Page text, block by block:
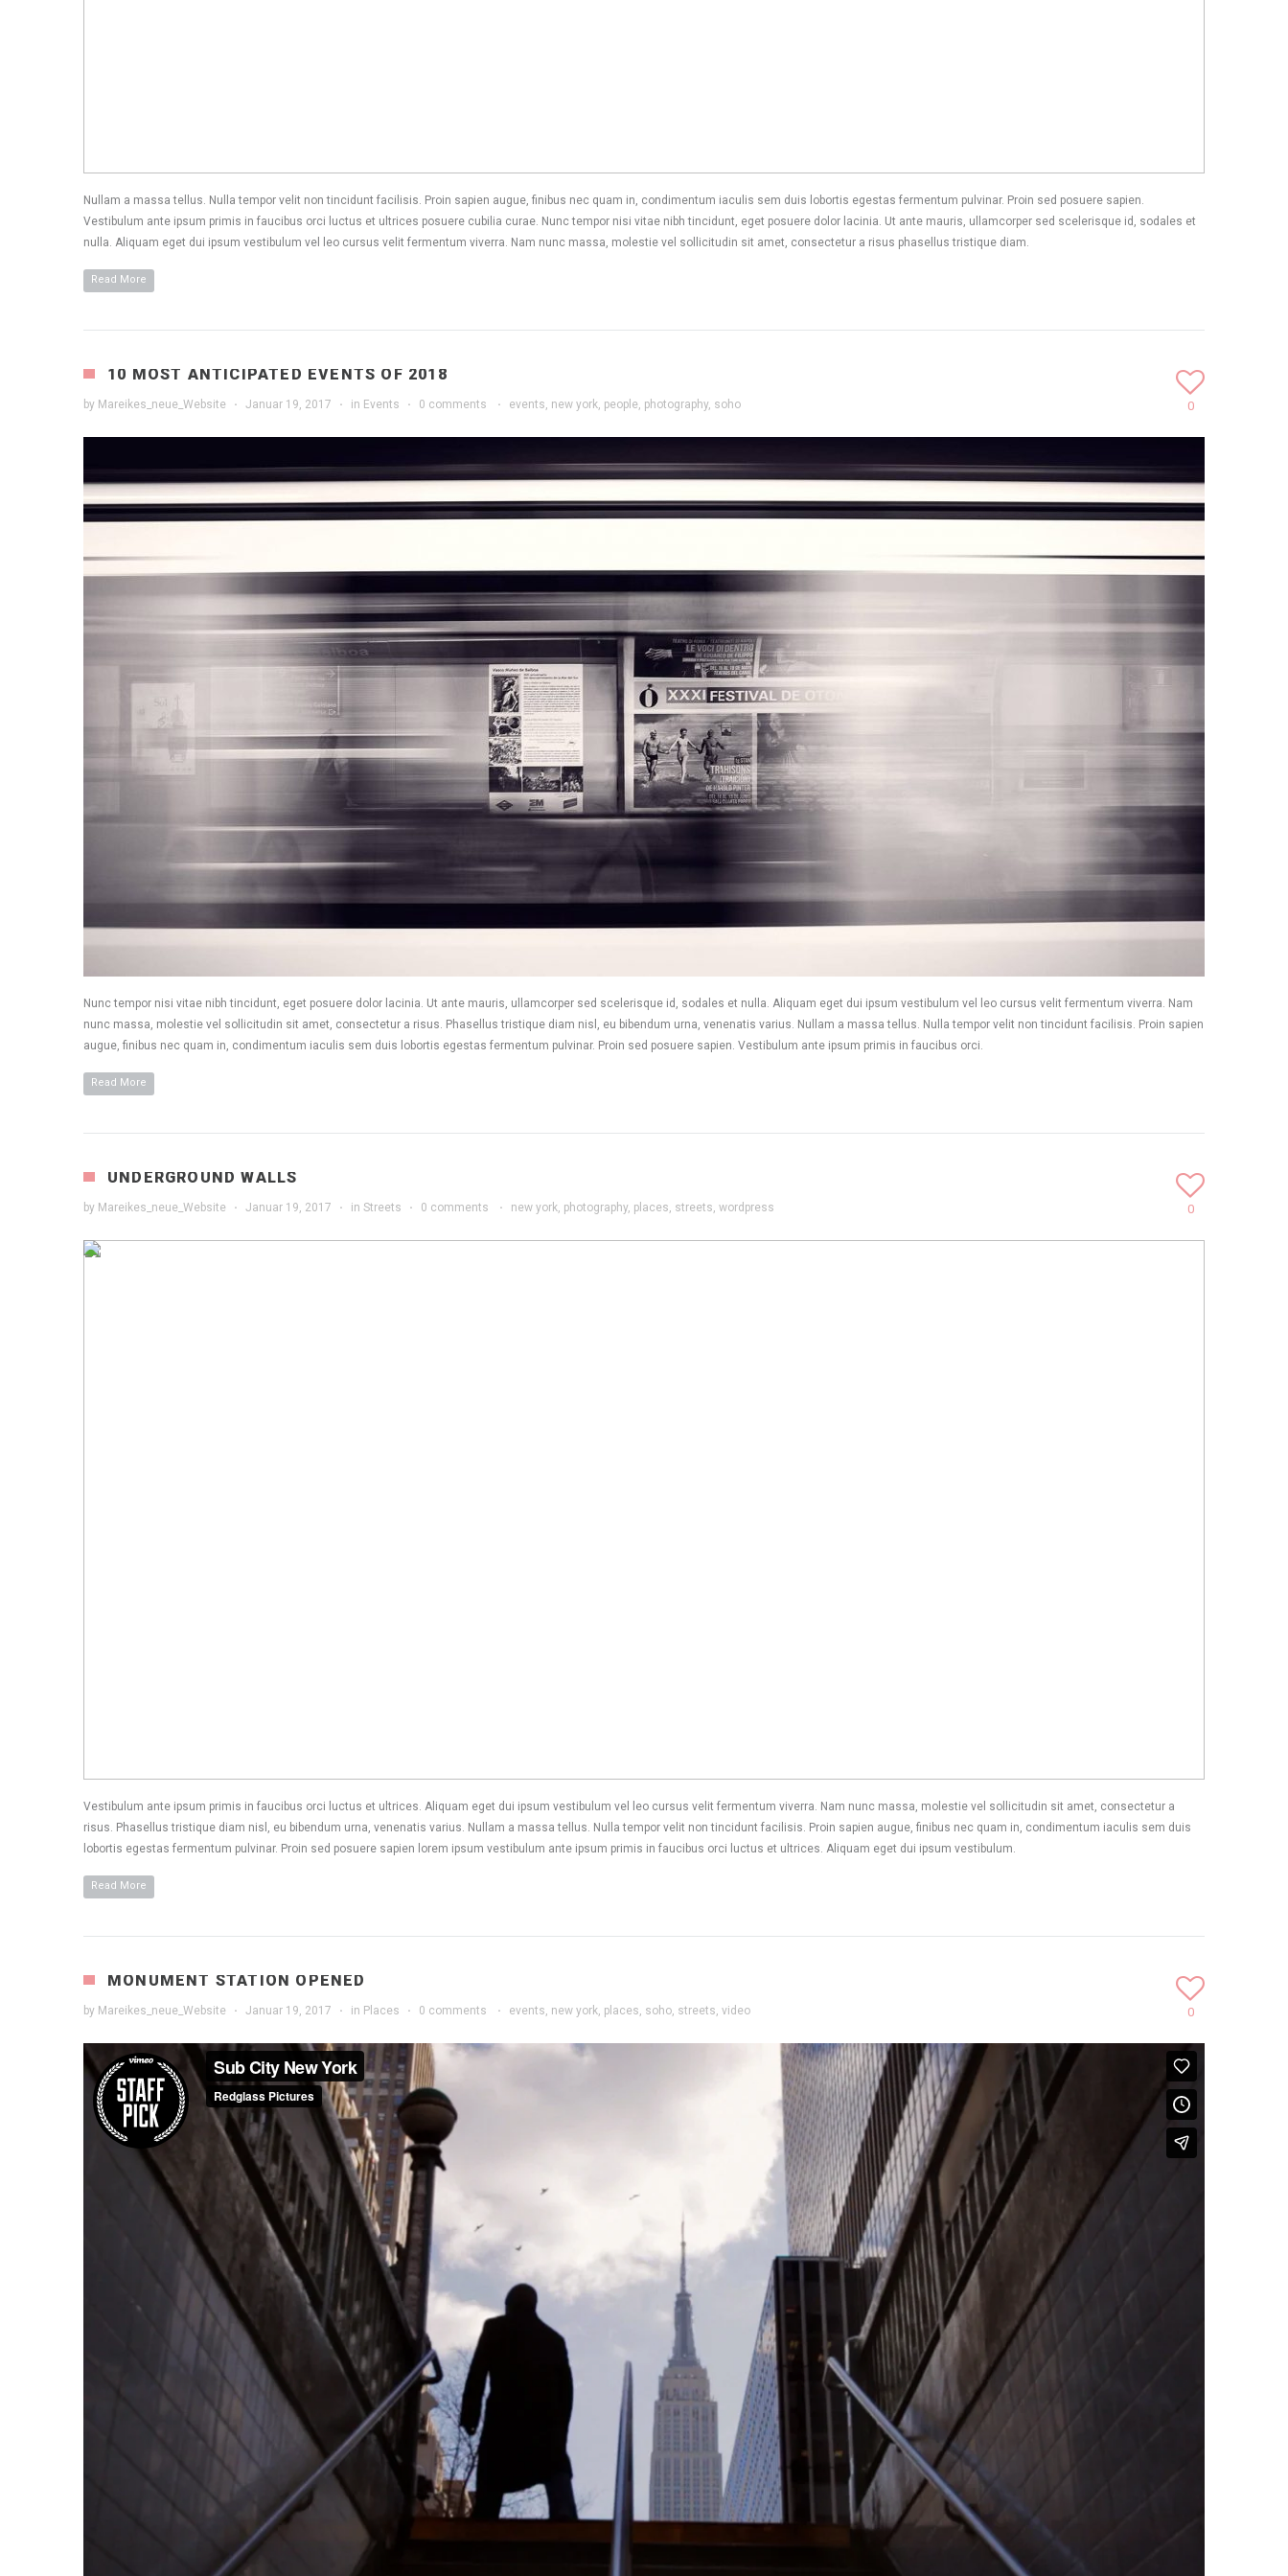
Nullam a massa tellus. Nulla tempor velit non tincidunt facilisis. Proin sapien augue, finibus nec quam in, condimentum iaculis sem duis lobortis egestas fermentum pulvinar. Proin sed posuere sapien.
Vestibulum ante ipsum primis in faucibus orci luctus et ultrices posuere cubilia curae. Nunc tempor nisi vitae nibh tincidunt, eget posuere dolor lacinia. Ut ante mauris, ullamcorper sed scelerisque id, sodales et
nulla. Aliquam eget dui ipsum vestibulum vel leo cursus velit fermentum viverra. Nam nunc massa, molestie vel sollicitudin sit amet, consectetur a risus phasellus tristique diam.
Read More
10 MOST ANTICIPATED EVENTS OF 2018
by Mareikes_neue_Website · Januar 19, 2017 · in Events · 0 comments · events, new york, people, photography, soho 0
Nunc tempor nisi vitae nibh tincidunt, eget posuere dolor lacinia. Ut ante mauris, ullamcorper sed scelerisque id, sodales et nulla. Aliquam eget dui ipsum vestibulum vel leo cursus velit fermentum viverra. Nam
nunc massa, molestie vel sollicitudin sit amet, consectetur a risus. Phasellus tristique diam nisl, eu bibendum urna, venenatis varius. Nullam a massa tellus. Nulla tempor velit non tincidunt facilisis. Proin sapien
augue, finibus nec quam in, condimentum iaculis sem duis lobortis egestas fermentum pulvinar. Proin sed posuere sapien. Vestibulum ante ipsum primis in faucibus orci.
Read More
UNDERGROUND WALLS
by Mareikes_neue_Website · Januar 19, 2017 · in Streets · 0 comments · new york, photography, places, streets, wordpress 0
Vestibulum ante ipsum primis in faucibus orci luctus et ultrices. Aliquam eget dui ipsum vestibulum vel leo cursus velit fermentum viverra. Nam nunc massa, molestie vel sollicitudin sit amet, consectetur a
risus. Phasellus tristique diam nisl, eu bibendum urna, venenatis varius. Nullam a massa tellus. Nulla tempor velit non tincidunt facilisis. Proin sapien augue, finibus nec quam in, condimentum iaculis sem duis
lobortis egestas fermentum pulvinar. Proin sed posuere sapien lorem ipsum vestibulum ante ipsum primis in faucibus orci luctus et ultrices. Aliquam eget dui ipsum vestibulum.
Read More
MONUMENT STATION OPENED
by Mareikes_neue_Website · Januar 19, 2017 · in Places · 0 comments · events, new york, places, soho, streets, video 0